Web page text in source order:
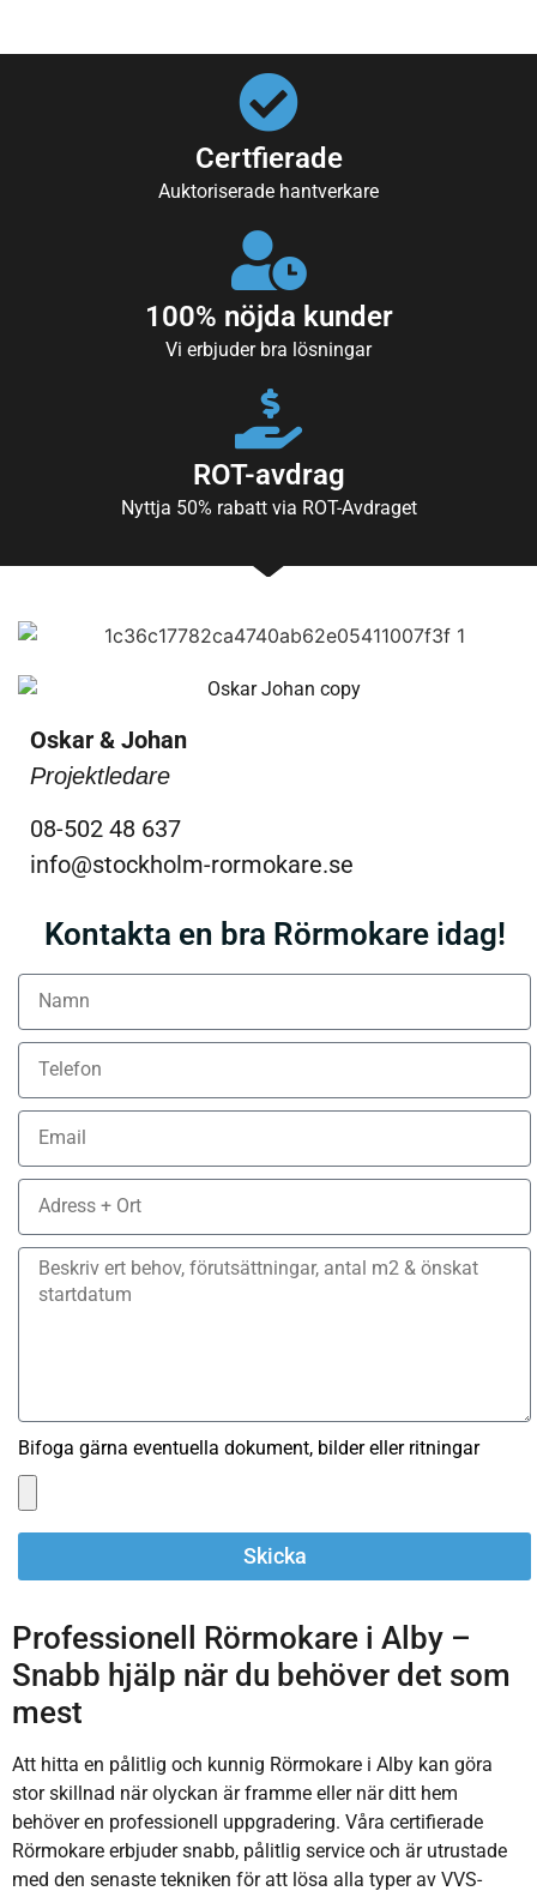
Certfierade
Auktoriserade hantverkare
100% nöjda kunder
Vi erbjuder bra lösningar
ROT-avdrag
Nyttja 50% rabatt via ROT-Avdraget
Professionell Rörmokare i Alby –
Snabb hjälp när du behöver det som
mest
Att hitta en pålitlig och kunnig Rörmokare i Alby kan göra
stor skillnad när olyckan är framme eller när ditt hem
behöver en professionell uppgradering. Våra certifierade
Rörmokare erbjuder snabb, pålitlig service och är utrustade
med den senaste tekniken för att lösa alla typer av VVS-
Oskar & Johan
Projektledare
08-502 48 637
info@stockholm-rormokare.se
Kontakta en bra Rörmokare idag!
Bifoga gärna eventuella dokument, bilder eller ritningar
Skicka